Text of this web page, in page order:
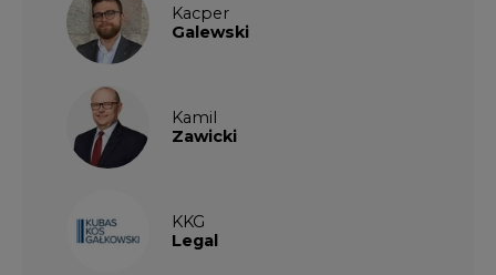
Kacper
Galewski
Kamil
Zawicki
KKG
Legal